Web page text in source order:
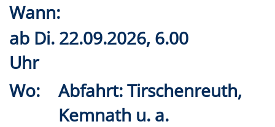
Wann:
ab Di. 22.09.2026, 6.00
Uhr
Wo:
Abfahrt: Tirschenreuth,
Kemnath u. a.